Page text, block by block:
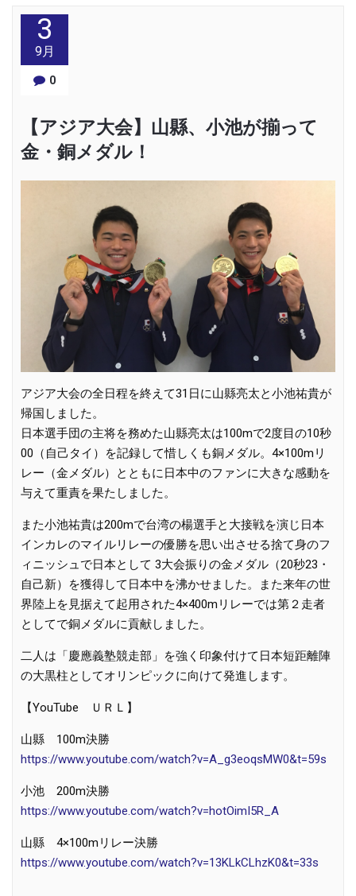
3
9月
0
【アジア大会】山縣、小池が揃って
金・銅メダル！
アジア大会の全日程を終えて31 日に山縣亮太と小池祐貴が
帰国しました。
日本選手団の主将を務めた山縣亮太は100mで2度目の10秒
00 （自己タイ）を記録して惜しくも銅メダル。 4×100m リ
レー（金メダル）とともに日本中のファンに大きな感動を
与えて重責を果たしました。
また小池祐貴は200mで台湾の楊選手と大接戦を演じ日本
インカレのマイルリレーの優勝を思い出させる捨て身のフ
ィニッシュで日本として 3大会振りの金メダル（20秒23 ・
自己新）を獲得して日本中を沸かせました。また来年の世
界陸上を見据えて起用された4×400m リレーでは第２走者
としてで銅メダルに貢献しました。
二人は「慶應義塾競走部」を強く印象付けて日本短距離陣
の大黒柱としてオリンピックに向けて発進します。
【YouTube ＵＲＬ】
山縣 100m決勝
https://www.youtube.com/watch?v=A_g3eoqsMW0&t=59s
小池 200m決勝
https://www.youtube.com/watch?v=hotOimI5R_A
山縣 4×100m リレー決勝
https://www.youtube.com/watch?v=13KLkCLhzK0&t=33s